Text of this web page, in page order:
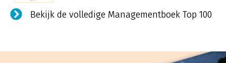
Bekijk de volledige Managementboek Top 100